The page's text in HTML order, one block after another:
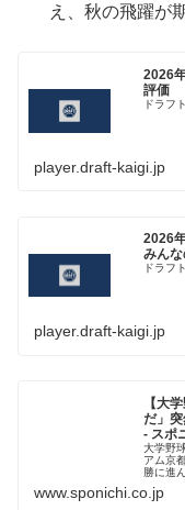
え、秋の飛躍が
2026
評価
ドラフ
player.draft-kaigi.jp
2026
みん
ドラフ
player.draft-kaigi.jp
【大
だ」
- スポ
大学野
アム京
勝に進
www.sponichi.co.jp